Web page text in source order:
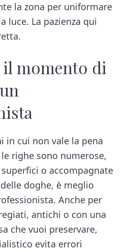
la zona per uniformare
luce. La pazienza qui
il momento di
in cui non vale la pena
righe sono numerose,
o accompagnate
doghe, è meglio
Anche per
antichi o con una
che vuoi preservare,
evita errori